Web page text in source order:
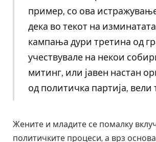
пример, со ова
дека во текот на
кампања дури третина од
учествувале на некои
митинг, или јавен настан
од политичка партија, вели
Жените и младите се помалку
политичките процеси, а врз